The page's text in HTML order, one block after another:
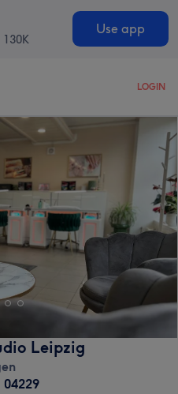
130K
Use app
LOGIN
Leipzig
04229